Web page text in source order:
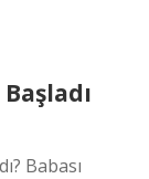
Babası